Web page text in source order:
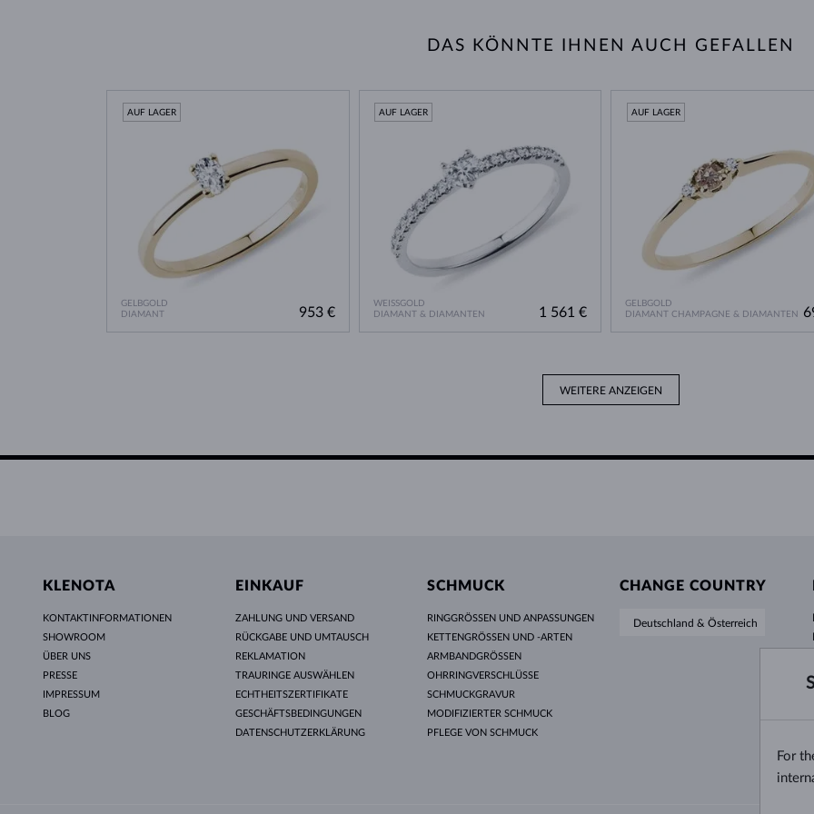
DAS KÖNNTE IHNEN AUCH GEFALLEN
GELBGOLD
DIAMANT
AUF LAGER
953 €
WEISSGOLD
DIAMANT & DIAMANTEN
AUF LAGER
1 561 €
GELBGOLD
DIAMANT CHAMPAGNE & DIAMANTEN
AUF LAGER
WEITERE ANZEIGEN
KLENOTA
KONTAKTINFORMATIONEN
SHOWROOM
ÜBER UNS
PRESSE
IMPRESSUM
BLOG
EINKAUF
ZAHLUNG UND VERSAND
RÜCKGABE UND UMTAUSCH
REKLAMATION
TRAURINGE AUSWÄHLEN
ECHTHEITSZERTIFIKATE
GESCHÄFTSBEDINGUNGEN
DATENSCHUTZERKLÄRUNG
SCHMUCK
RINGGRÖSSEN UND ANPASSUNGEN
KETTENGRÖSSEN UND -ARTEN
ARMBANDGRÖSSEN
OHRRINGVERSCHLÜSSE
SCHMUCKGRAVUR
MODIFIZIERTER SCHMUCK
PFLEGE VON SCHMUCK
CHANGE COUNTRY
Deutschland & Österreich
For